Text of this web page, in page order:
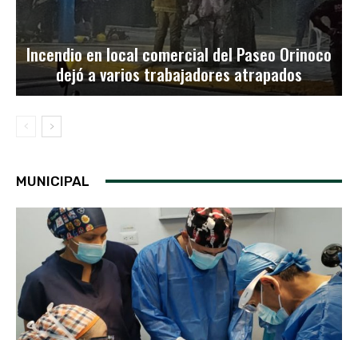
Incendio en local comercial del Paseo Orinoco
dejó a varios trabajadores atrapados
MUNICIPAL